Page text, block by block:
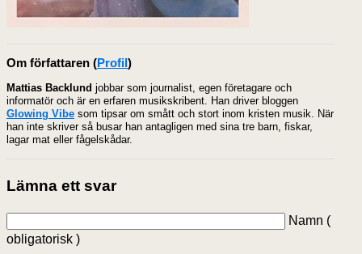
Om författaren (Profil)
Mattias Backlund jobbar som journalist, egen företagare och
informatör och är en erfaren musikskribent. Han driver bloggen
Glowing Vibe som tipsar om smått och stort inom kristen musik. När
han inte skriver så busar han antagligen med sina tre barn, fiskar,
lagar mat eller fågelskådar.
Lämna ett svar
Namn (
obligatorisk )